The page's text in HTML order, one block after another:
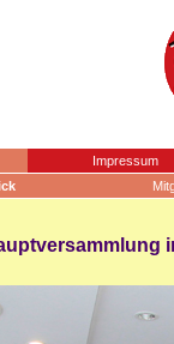
Impressum